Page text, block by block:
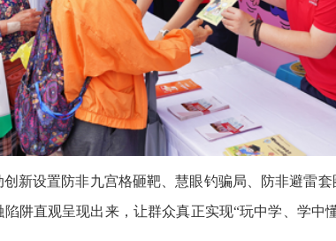
新设置防非九宫格砸靶、慧眼钓骗局、防非避雷
阱直观呈现出来，让群众真正实现“玩中学、学中